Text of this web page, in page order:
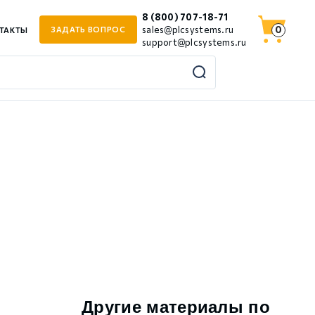
ЗАДАТЬ ВОПРОС
8 (800) 707-18-71
sales@plcsystems.ru
support@plcsystems.ru
0
Другие материалы по